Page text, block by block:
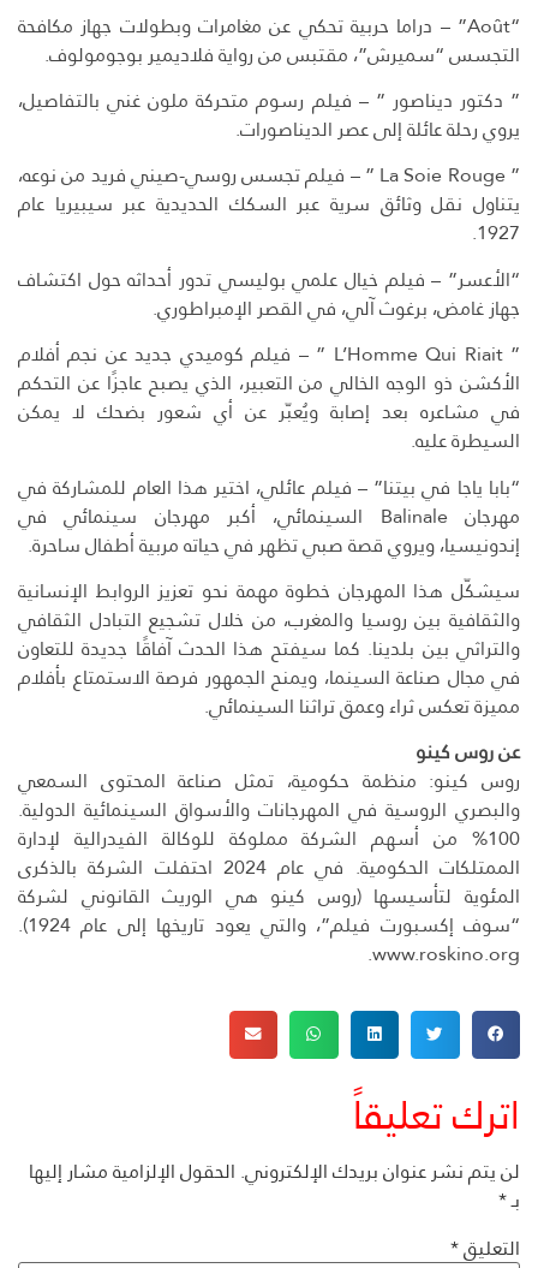
“Août” – دراما حربية تحكي عن مغامرات وبطولات جهاز مكافحة
التجسس “سميرش”، مقتبس من رواية فلاديمير بوجومولوف.
” دكتور ديناصور ” – فيلم رسوم متحركة ملون غني بالتفاصيل،
يروي رحلة عائلة إلى عصر الديناصورات.
” La Soie Rouge ” – فيلم تجسس روسي-صيني فريد من نوعه،
يتناول نقل وثائق سرية عبر السكك الحديدية عبر سيبيريا عام
1927.
“الأعسر” – فيلم خيال علمي بوليسي تدور أحداثه حول اكتشاف
جهاز غامض، برغوث آلي، في القصر الإمبراطوري.
” L’Homme Qui Riait ” – فيلم كوميدي جديد عن نجم أفلام
الأكشن ذو الوجه الخالي من التعبير، الذي يصبح عاجزًا عن التحكم
في مشاعره بعد إصابة ويُعبّر عن أي شعور بضحك لا يمكن
السيطرة عليه.
“بابا ياجا في بيتنا” – فيلم عائلي، اختير هذا العام للمشاركة في
مهرجان Balinale السينمائي، أكبر مهرجان سينمائي في
إندونيسيا، ويروي قصة صبي تظهر في حياته مربية أطفال ساحرة.
سيشكّل هذا المهرجان خطوة مهمة نحو تعزيز الروابط الإنسانية
والثقافية بين روسيا والمغرب، من خلال تشجيع التبادل الثقافي
والتراثي بين بلدينا. كما سيفتح هذا الحدث آفاقًا جديدة للتعاون
في مجال صناعة السينما، ويمنح الجمهور فرصة الاستمتاع بأفلام
مميزة تعكس ثراء وعمق تراثنا السينمائي.
عن روس كينو
روس كينو: منظمة حكومية، تمثل صناعة المحتوى السمعي
والبصري الروسية في المهرجانات والأسواق السينمائية الدولية.
100% من أسهم الشركة مملوكة للوكالة الفيدرالية لإدارة
الممتلكات الحكومية. في عام 2024 احتفلت الشركة بالذكرى
المئوية لتأسيسها (روس كينو هي الوريث القانوني لشركة
“سوف إكسبورت فيلم”، والتي يعود تاريخها إلى عام 1924).
www.roskino.org.
اترك تعليقاً
لن يتم نشر عنوان بريدك الإلكتروني.الحقول الإلزامية مشار إليها
بـ*
التعليق*